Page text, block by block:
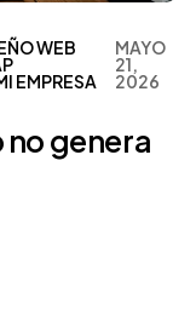
WEB
EMPRESA
MAYO
21,
2026
no genera